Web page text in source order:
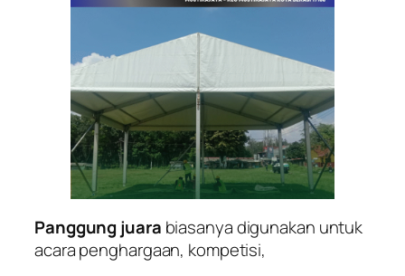
Panggung juara biasanya digunakan untuk
acara penghargaan, kompetisi,